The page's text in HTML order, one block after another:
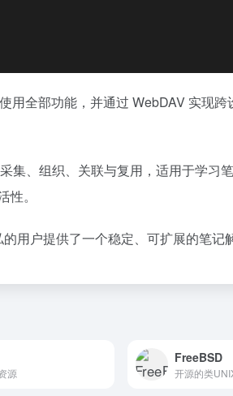
全部功能，并通过 WebDAV 实现
集、组织、关联与复用，适用于学
。
用户提供了一个稳定、可扩展的笔记
源
FreeBSD
开源的类